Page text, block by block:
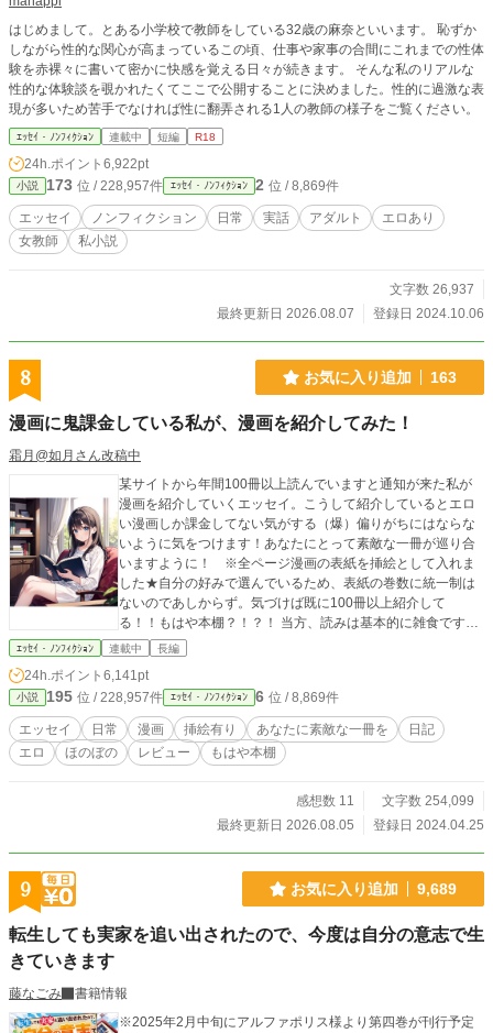
はじめまして。とある小学校で教師をしている32歳の麻奈といいます。 恥ずか
しながら性的な関心が高まっているこの頃、仕事や家事の合間にこれまでの性体
験を赤裸々に書いて密かに快感を覚える日々が続きます。 そんな私のリアルな
性的な体験談を覗かれたくてここで公開することに決めました。性的に過激な表
現が多いため苦手でなければ性に翻弄される1人の教師の様子をご覧ください。
ｴｯｾｲ・ﾉﾝﾌｨｸｼｮﾝ 連載中 短編 R18
24h.ポイント 6,922pt
小説 173 位 / 228,957件 ｴｯｾｲ・ﾉﾝﾌｨｸｼｮﾝ 2 位 / 8,869件
エッセイ ノンフィクション 日常 実話 アダルト
エロあり
女教師
私小説
文字数 26,937
最終更新日 2026.08.07
登録日 2024.10.06
8 お気に入り追加 163
漫画に鬼課金している私が、漫画を紹介してみた！
霜月@如月さん改稿中
某サイトから年間100冊以上読んでいますと通知が来た私が
漫画を紹介していくエッセイ。こうして紹介しているとエロ
い漫画しか課金してない気がする（爆）偏りがちにはならな
いように気をつけます！あなたにとって素敵な一冊が巡り合
いますように！ ※全ページ漫画の表紙を挿絵として入れま
した★自分の好みで選んでいるため、表紙の巻数に統一制は
ないのであしからず。気づけば既に100冊以上紹介して
る！！もはや本棚？！？！ 当方、読みは基本的に雑食です。
TL、BL、異世界ファンタジー、ロマンスファンタジー、サイ
でも読みますので、なんでもあります。（？） 紹介文が良か
ったり、この漫画面白いよね！分かる！！推し！！好
き！！！など、ありましたら、積極的にイイネ押して頂ける
と、他の方が選ぶ参考になるかなと思いますので、ぜひ、よ
ろしくお願いします。 なんせ、量が多いので！！！ ※ちなみ
理解の程、よろしくお願いします。
ｴｯｾｲ・ﾉﾝﾌｨｸｼｮﾝ 連載中 長編
24h.ポイント 6,141pt
小説 195 位 / 228,957件 ｴｯｾｲ・ﾉﾝﾌｨｸｼｮﾝ 6 位 / 8,869件
エッセイ 日常 漫画 挿絵有り あなたに素敵な一冊を
日記
エロ
ほのぼの レビュー もはや本棚
感想数 11
文字数 254,099
最終更新日 2026.08.05
登録日 2024.04.25
9 お気に入り追加 9,689
転生しても実家を追い出されたので、今度は自分の意志で生
きていきます
藤なごみ
書籍情報
※2025年2月中旬にアルファポリス様より第四巻が刊行予定